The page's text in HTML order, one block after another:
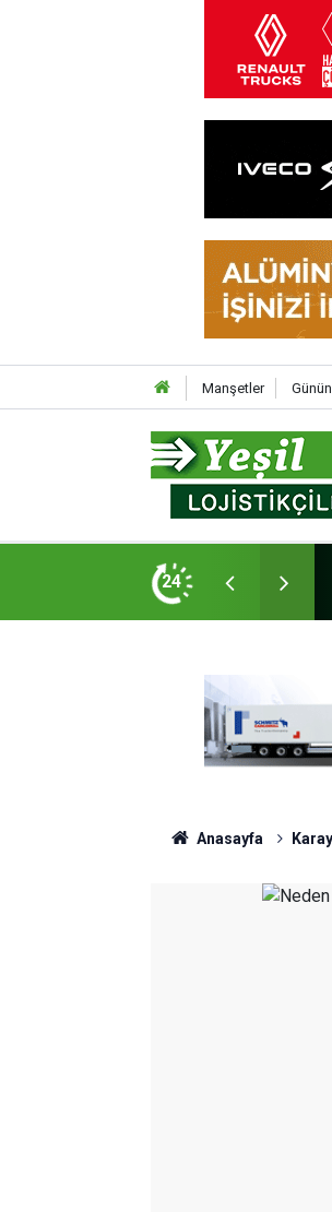
Manşetler
24
Avustralya’da tesis açtı
Anasayfa